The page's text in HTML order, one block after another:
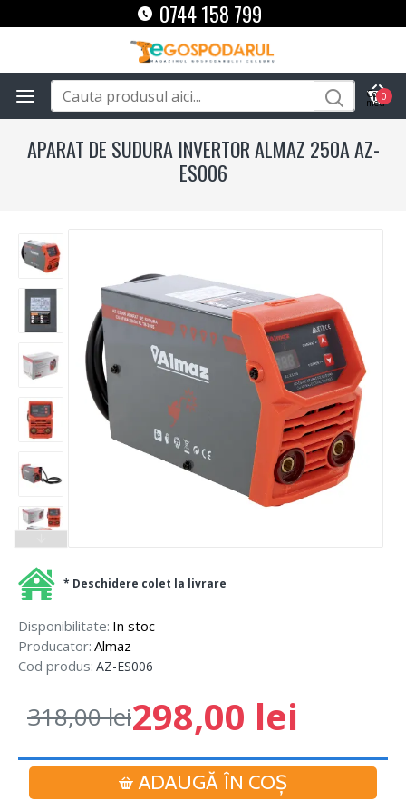
0744 158 799
0
APARAT DE SUDURA INVERTOR ALMAZ 250A AZ-
ES006
Disponibilitate: In stoc
Producator: Almaz
Cod produs: AZ-ES006
298,00 lei
318,00 lei
ADAUGĂ ÎN COŞ
* Deschidere colet la livrare